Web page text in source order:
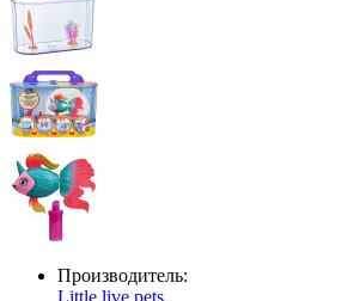
Производитель:
Little live pets